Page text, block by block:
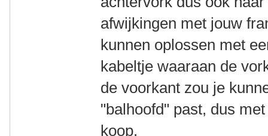
afwijkingen met jouw
kunnen oplossen met
kabeltje waaraan de
de voorkant zou je
"balhoofd" past, dus
koop.